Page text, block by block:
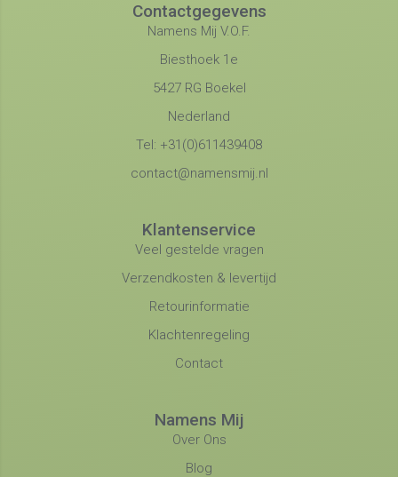
Contactgegevens
Namens Mij V.O.F.
Biesthoek 1e
5427 RG Boekel
Nederland
Tel: +31(0)611439408
contact@namensmij.nl
Klantenservice
Veel gestelde vragen
Verzendkosten & levertijd
Retourinformatie
Klachtenregeling
Contact
Namens Mij
Over Ons
Blog